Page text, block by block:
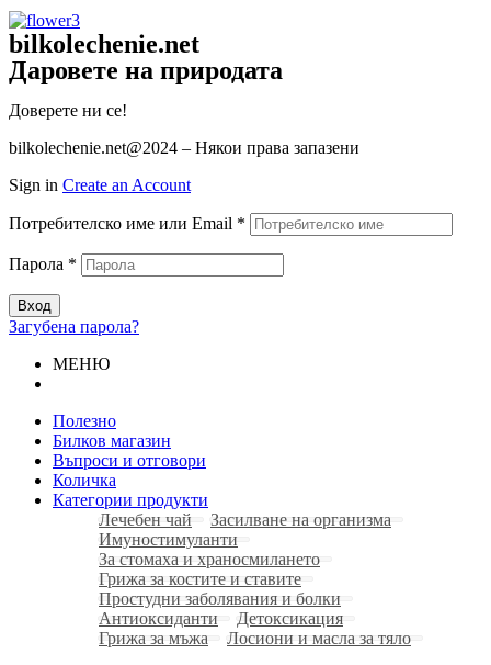
bilkolechenie.net
Даровете на природата
Доверете ни се!
bilkolechenie.net@2024 – Някои права запазени
Sign in Create an Account
Потребителско име или Email *
Парола *
Вход
Загубена парола?
МЕНЮ
Полезно
Билков магазин
Въпроси и отговори
Количка
Категории продукти
Лечебен чай
Засилване на организма
Имуностимуланти
За стомаха и храносмилането
Грижа за костите и ставите
Простудни заболявания и болки
Антиоксиданти
Детоксикация
Грижа за мъжа
Лосиони и масла за тяло